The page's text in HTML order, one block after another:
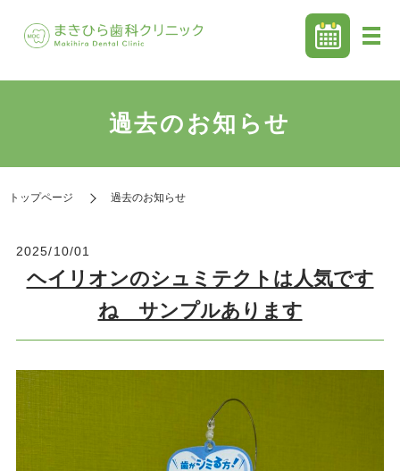
過去のお知らせ
トップページ 過去のお知らせ
2025/10/01
ヘイリオンのシュミテクトは人気です
ね サンプルあります